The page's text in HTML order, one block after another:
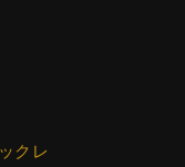
クレ